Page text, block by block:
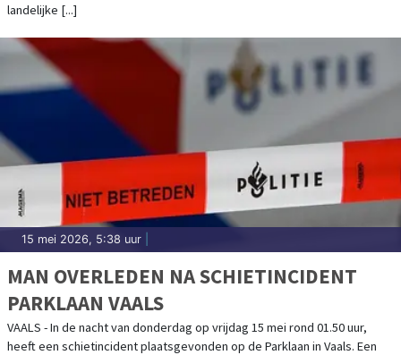
landelijke [...]
15 mei 2026, 5:38 uur
MAN OVERLEDEN NA SCHIETINCIDENT
PARKLAAN VAALS
VAALS - In de nacht van donderdag op vrijdag 15 mei rond 01.50 uur,
heeft een schietincident plaatsgevonden op de Parklaan in Vaals. Een